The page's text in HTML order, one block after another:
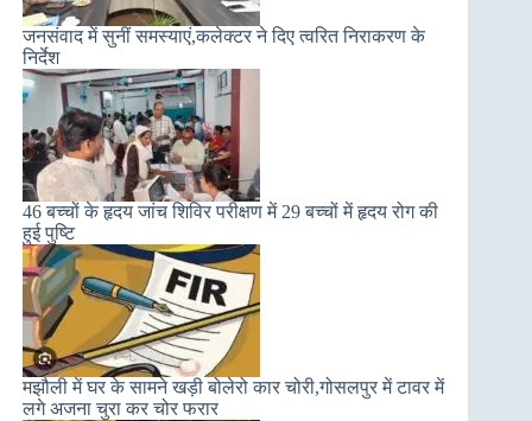
जनसंवाद में सुनीं समस्याएं,कलेक्टर ने दिए त्वरित निराकरण के
निर्देश
46 बच्चों के हृदय जांच शिविर परीक्षण में 29 बच्चों में हृदय रोग की
हुई पुष्टि
मझौली में घर के सामने खड़ी बोलेरो कार चोरी,गोसलपुर में टावर में
लगे अजना चुरा कर चोर फरार